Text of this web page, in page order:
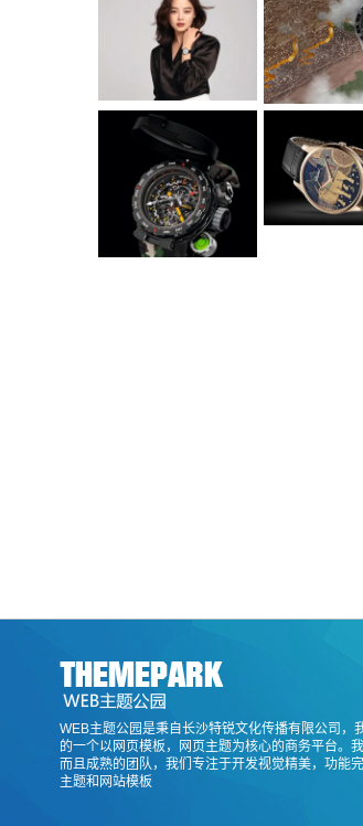
WEB主题公园是秉自长沙特锐文化传播有限公司，
的一个以网页模板，网页主题为核心的商务平台。我
而且成熟的团队，我们专注于开发视觉精美，功能
主题和网站模板